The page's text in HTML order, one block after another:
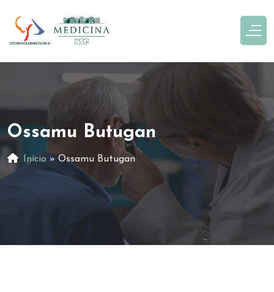
Ossamu Butugan
Início » Ossamu Butugan